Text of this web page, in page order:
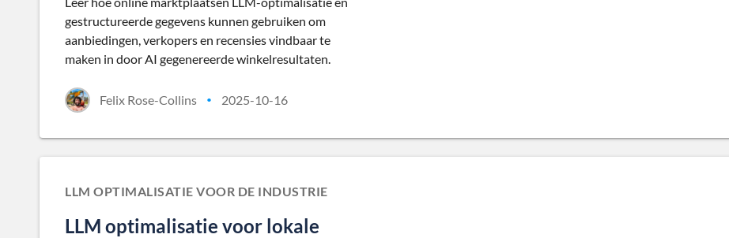
gestructureerde gegevens kunnen gebruiken om
aanbiedingen, verkopers en recensies vindbaar te
maken in door AI gegenereerde winkelresultaten.
Felix Rose-Collins • 2025-10-16
LLM OPTIMALISATIE VOOR DE INDUSTRIE
LLM optimalisatie voor lokale